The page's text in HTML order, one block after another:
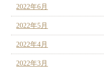
2022年6月
2022年5月
2022年4月
2022年3月